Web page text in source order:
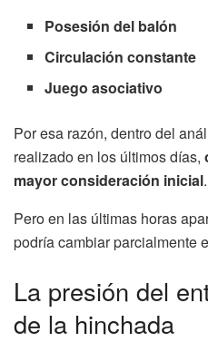
Posesión del balón
Circulación constante
Juego asociativo
Por esa razón, dentro del
realizado en los últimos días,
mayor consideración inicial.
Pero en las últimas horas
podría cambiar parcialmente
La presión del
de la hinchada